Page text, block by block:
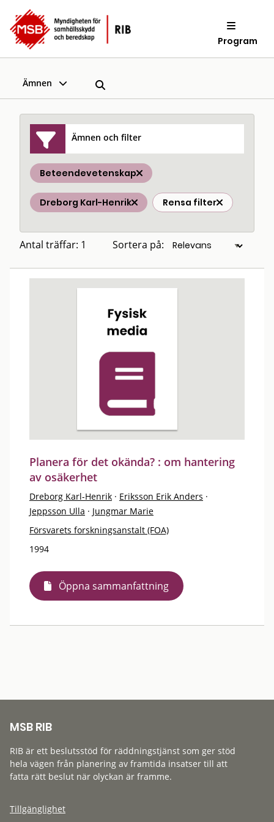
Program
Ämnen
Ämnen och filter
Beteendevetenskap
Dreborg Karl-Henrik Rensa filter
Antal träffar: 1 Sortera på:
Planera för det okända? : om hantering
av osäkerhet
Dreborg Karl-Henrik · Eriksson Erik Anders ·
Jeppsson Ulla · Jungmar Marie
Försvarets forskningsanstalt (FOA)
1994
Öppna sammanfattning
MSB RIB
RIB är ett beslutsstöd för räddningstjänst som ger stöd
hela vägen från planering av framtida insatser till att
fatta rätt beslut när olyckan är framme.
Tillgänglighet